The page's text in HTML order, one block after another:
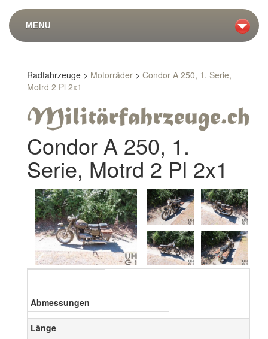
MENU
Radfahrzeuge > Motorräder > Condor A 250, 1. Serie,
Motrd 2 Pl 2x1
Condor A 250, 1.
Serie, Motrd 2 Pl 2x1
Abmessungen
Länge